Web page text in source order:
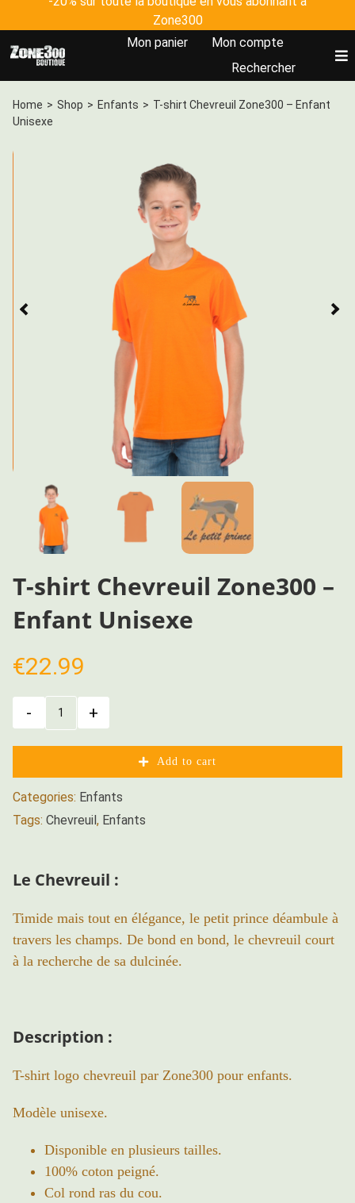
to
content
Zone300
Mon panier
Mon compte
Rechercher
Accueil
Johanna Clermont
Plateforme Zone300
Home > Shop > Enfants > T-shirt Chevreuil Zone300 – Enfant
Unisexe
T-shirt Chevreuil Zone300 –
Enfant Unisexe
€22.99
Zone300
-
Enfant
Add to cart
Categories: Enfants
Tags:Chevreuil, Enfants
Le Chevreuil :
Timide mais tout en élégance, le petit prince déambule à
travers les champs. De bond en bond, le chevreuil court
à la recherche de sa dulcinée.
Description :
T-shirt logo chevreuil par Zone300 pour enfants.
Modèle unisexe.
Disponible en plusieurs tailles.
100% coton peigné.
Col rond ras du cou.